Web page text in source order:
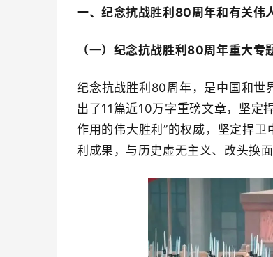
一、纪念抗战胜利80周年和有关伟
（一）纪念抗战胜利80周年重大专
纪念抗战胜利80周年，是中国和世
出了11篇近10万字重磅文章，坚定
作用的伟大胜利”的权威，坚定捍
利成果，与历史虚无主义、改头换